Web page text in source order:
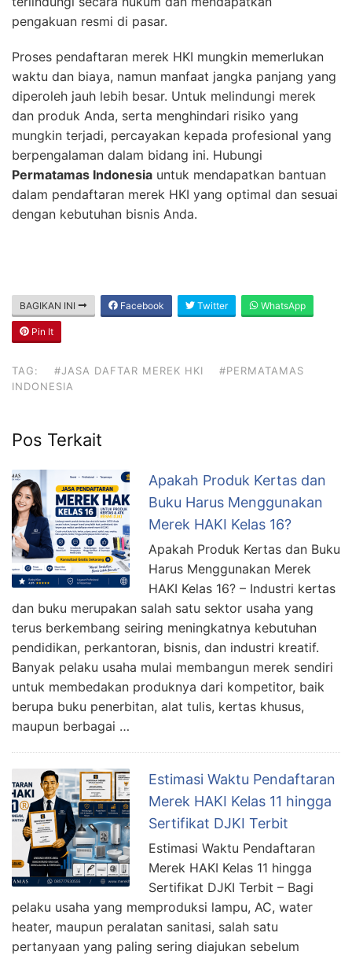
pengakuan resmi di pasar.
Proses pendaftaran merek HKI mungkin memerlukan
waktu dan biaya, namun manfaat jangka panjang yang
diperoleh jauh lebih besar. Untuk melindungi merek
dan produk Anda, serta menghindari risiko yang
mungkin terjadi, percayakan kepada profesional yang
berpengalaman dalam bidang ini. Hubungi
Permatamas Indonesia untuk mendapatkan bantuan
dalam pendaftaran merek HKI yang optimal dan sesuai
dengan kebutuhan bisnis Anda.
BAGIKAN INI Facebook Twitter WhatsApp
Pin It
TAG: #JASA DAFTAR MEREK HKI
#PERMATAMAS
INDONESIA
Pos Terkait
Apakah Produk Kertas dan
Buku Harus Menggunakan
Merek HAKI Kelas 16?
Apakah Produk Kertas dan Buku
Harus Menggunakan Merek
HAKI Kelas 16? – Industri kertas
dan buku merupakan salah satu sektor usaha yang
terus berkembang seiring meningkatnya kebutuhan
pendidikan, perkantoran, bisnis, dan industri kreatif.
Banyak pelaku usaha mulai membangun merek sendiri
untuk membedakan produknya dari kompetitor, baik
berupa buku penerbitan, alat tulis, kertas khusus,
maupun berbagai …
Estimasi Waktu Pendaftaran
Merek HAKI Kelas 11 hingga
Sertifikat DJKI Terbit
Estimasi Waktu Pendaftaran
Merek HAKI Kelas 11 hingga
Sertifikat DJKI Terbit – Bagi
pelaku usaha yang memproduksi lampu, AC, water
heater, maupun peralatan sanitasi, salah satu
pertanyaan yang paling sering diajukan sebelum